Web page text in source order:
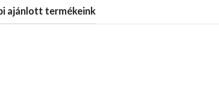
ajánlott termékeink